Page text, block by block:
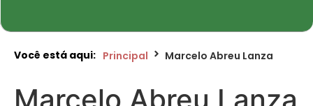
Você está aqui: Principal Marcelo Abreu Lanza